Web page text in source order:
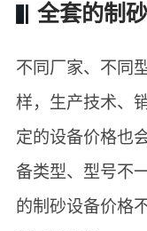
全套的制
不同厂家、不同
样，生产技术、
定的设备价格也
备类型、型号不
的制砂设备价格